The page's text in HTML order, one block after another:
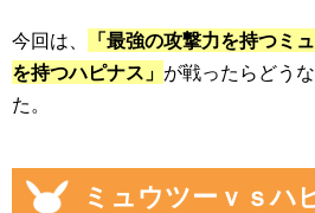
今回は、
「最強の攻撃力を持つミ
を持つハピナス」 が戦ったらどう
た。
ミュウツーｖｓハ